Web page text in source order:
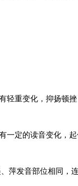
轻重变化，抑扬顿挫
一定的读音变化，
萍发音部位相同，